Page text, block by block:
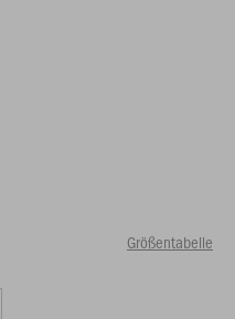
Größentabelle